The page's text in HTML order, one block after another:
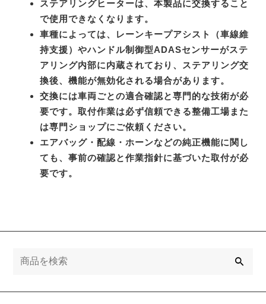
ステアリングヒーターは、本製品に交換すること
で使用できなくなります。
車種によっては、レーンキープアシスト（車線維
持支援）やハンドル制御型ADASセンサーがステ
アリング内部に内蔵されており、ステアリング交
換後、機能が無効化される場合があります。
交換には車両ごとの適合確認と専門的な技術が必
要です。取付作業は必ず信頼できる整備工場また
は専門ショップにご依頼ください。
エアバッグ・配線・ホーンなどの純正機能に関し
ても、事前の確認と作業指針に基づいた取付が必
要です。